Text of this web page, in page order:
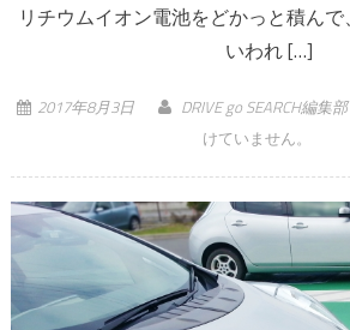
リチウムイオン電池をどかっと積んで
いわれ […]
2017年8月3日 DRIVE go SEARCH編集部
けていません。